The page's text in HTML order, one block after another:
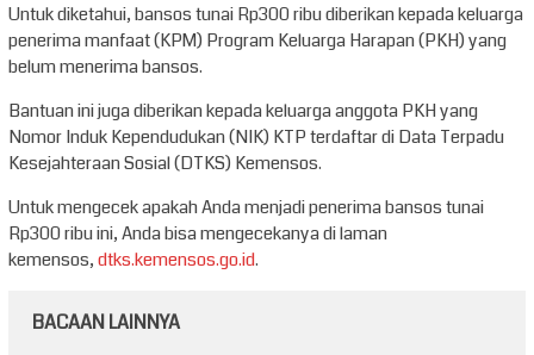
Untuk diketahui, bansos tunai Rp300 ribu diberikan kepada keluarga
penerima manfaat (KPM) Program Keluarga Harapan (PKH) yang
belum menerima bansos.
Bantuan ini juga diberikan kepada keluarga anggota PKH yang
Nomor Induk Kependudukan (NIK) KTP terdaftar di Data Terpadu
Kesejahteraan Sosial (DTKS) Kemensos.
Untuk mengecek apakah Anda menjadi penerima bansos tunai
Rp300 ribu ini, Anda bisa mengecekanya di laman
kemensos,dtks.kemensos.go.id.
BACAAN LAINNYA